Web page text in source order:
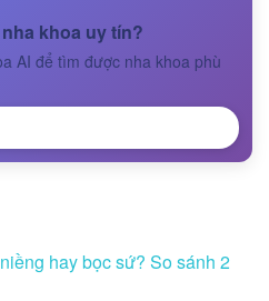
khoa uy tín?
AI để tìm được nha khoa phù
hay bọc sứ? So sánh 2